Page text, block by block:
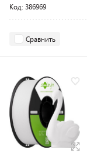
Код: 386969
Сравнить